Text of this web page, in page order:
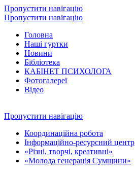
Пропустити навігацію
Пропустити навігацію
Головна
Наші гуртки
Новини
Бібліотека
КАБІНЕТ ПСИХОЛОГА
Фотогалереї
Відео
Пропустити навігацію
Координаційна робота
Інформаційно-ресурсний центр
«Різні, творчі, креативні»
«Молода генерація Сумщини»